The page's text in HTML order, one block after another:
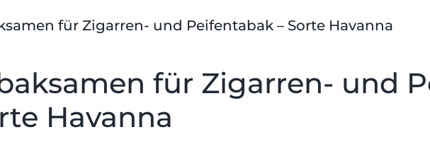
für Zigarren- und Peifentabak – Sorte Havanna
für Zigarren- und
Havanna